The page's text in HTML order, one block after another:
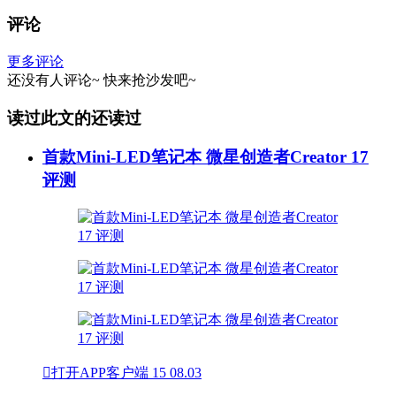
评论
更多评论
还没有人评论~ 快来抢沙发吧~
读过此文的还读过
首款Mini-LED笔记本 微星创造者Creator 17
评测
打开APP客户端 15 08.03